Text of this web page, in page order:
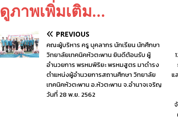
ดูภาพเพิ่มเติม…
PREVIOUS
คณะผู้บริหาร ครู บุคลากร นักเรียน นักศึกษา
วิทยาลัยเทคนิคหัวตะพาน ยินดีต้อนรับ ผู้
อำนวยการ พรหมพิริยะ พรหมสูตร มาดำรง
ตำแหน่งผู้อำนวยการสถานศึกษา วิทยาลัย
เทคนิคหัวตะพาน อ.หัวตะพาน จ.อำนาจเจริญ
วันที่ 28 พ.ย. 2562
แ